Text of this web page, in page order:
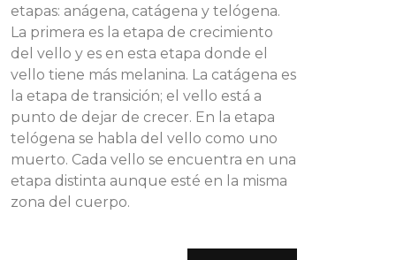
etapas: anágena, catágena y telógena.
La primera es la etapa de crecimiento
del vello y es en esta etapa donde el
vello tiene más melanina. La catágena es
la etapa de transición; el vello está a
punto de dejar de crecer. En la etapa
telógena se habla del vello como uno
muerto. Cada vello se encuentra en una
etapa distinta aunque esté en la misma
zona del cuerpo.